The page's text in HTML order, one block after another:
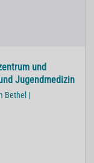
und
Jugendmedizin
Bethel |